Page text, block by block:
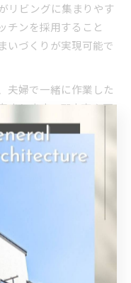
リビングに集まりやす
チンを採用すること
いづくりが実現可能で
夫婦で一緒に作業した
まれます。郡山市や天
求められる地域で
が特に重視されていま
ッチンの秘密
ると、家族が自然と集
ンターは食事やおや
趣味のスペースとして